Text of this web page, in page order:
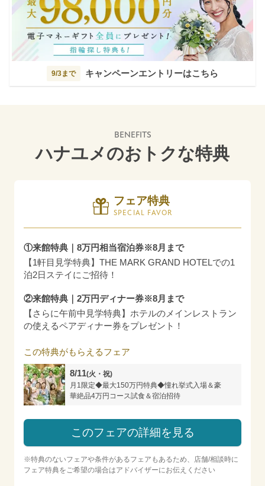
9/3まで キャンペーンエントリーはこちら
BENEFITS
ハナユメのおトクな特典
フェア特典
SPECIAL FAVOR
①来館特典｜8万円相当宿泊券※8月まで
【1軒目見学特典】THE MARK GRAND HOTELでの1
泊2日ステイにご招待！
②来館特典｜2万円ディナー券※8月まで
【さらに午前中見学特典】ホテルのメインレストラン
の使えるペアディナー券をプレゼント！
この特典がもらえるフェア
8/11(火・祝)
月1限定◆最大150万円特典◆憧れ挙式入場＆豪
華絶品4万円コース試食＆宿泊招待
このフェアの詳細を見る
※特典のないフェアや条件があるフェアもあるため、店舗/相談時に
フェア特典をご希望の場合はアドバイザーにお伝えください